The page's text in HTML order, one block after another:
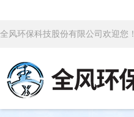
全风环保科技股份有限公司欢迎您！